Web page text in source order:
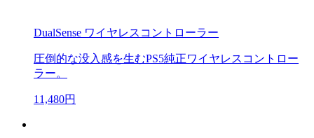
DualSense ワイヤレスコントローラー
圧倒的な没入感を生むPS5純正ワイヤレスコントロー
ラー。
11,480円